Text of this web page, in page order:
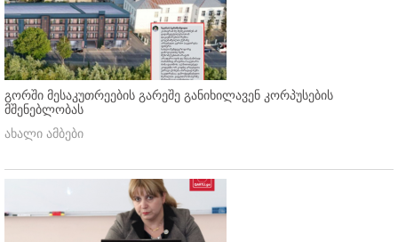
გორში მესაკუთრეების გარეშე განიხილავენ კორპუსების
მშენებლობას
ახალი ამბები